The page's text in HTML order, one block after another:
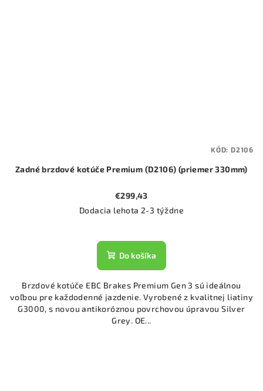
Zadné brzdové kotúče Premium (D2106) (priemer 330mm)
€299,43
Dodacia lehota 2-3 týždne
Do košíka
Brzdové kotúče EBC Brakes Premium Gen 3 sú ideálnou
voľbou pre každodenné jazdenie. Vyrobené z kvalitnej liatiny
G3000, s novou antikoróznou povrchovou úpravou Silver
Grey. OE...
KÓD: D2106